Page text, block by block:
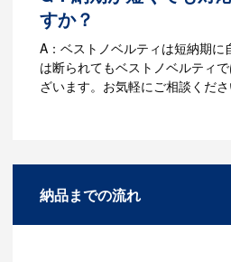
すか？
A：ベストノベルティは短納期
は断られてもベストノベルティ
ざいます。お気軽にご相談くださ
があります。Adobe illustratorのai
納品までの流れ